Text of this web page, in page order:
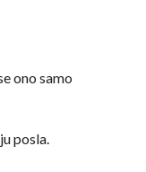
ono samo
posla.